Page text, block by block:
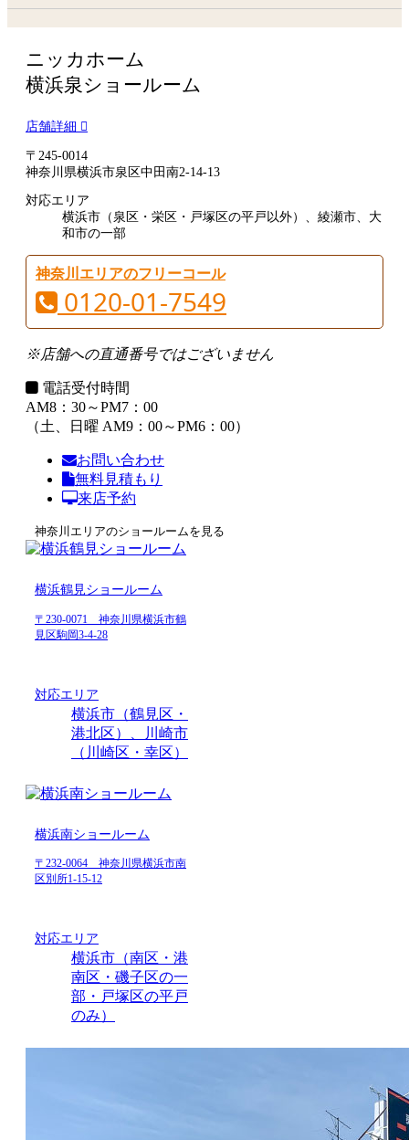
ニッカホーム
横浜泉ショールーム
店舗詳細
〒245-0014
神奈川県横浜市泉区中田南2-14-13
対応エリア
横浜市（泉区・栄区・戸塚区の平戸以外）、綾瀬市、大
和市の一部
神奈川エリアのフリーコール
0120-01-7549
※店舗への直通番号ではございません
電話受付時間
AM8：30～PM7：00
（土、日曜 AM9：00～PM6：00）
お問い合わせ
無料見積もり
来店予約
神奈川エリアのショールームを見る
横浜鶴見ショールーム
〒230-0071 神奈川県横浜市鶴
見区駒岡3-4-28
対応エリア
横浜市（鶴見区・
港北区）、川崎市
（川崎区・幸区）
横浜南ショールーム
〒232-0064 神奈川県横浜市南
区別所1-15-12
対応エリア
横浜市（南区・港
南区・磯子区の一
部・戸塚区の平戸
のみ）